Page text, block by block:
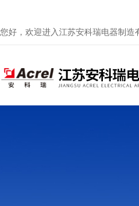
您好，欢迎进入江苏安科瑞电器制造